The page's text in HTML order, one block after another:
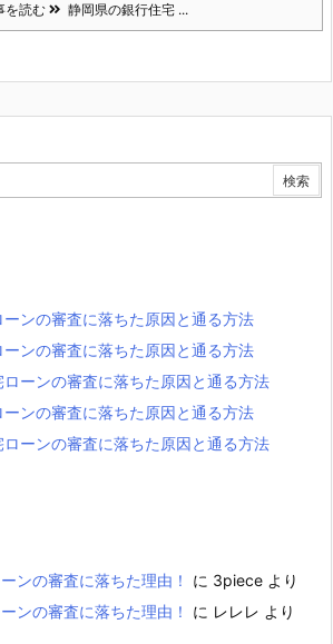
を読む 静岡県の銀行住宅 ...
ンの審査に落ちた原因と通る方法
ンの審査に落ちた原因と通る方法
ーンの審査に落ちた原因と通る方法
ンの審査に落ちた原因と通る方法
ーンの審査に落ちた原因と通る方法
ンの審査に落ちた理由！ に 3piece より
ンの審査に落ちた理由！
に レレレ より